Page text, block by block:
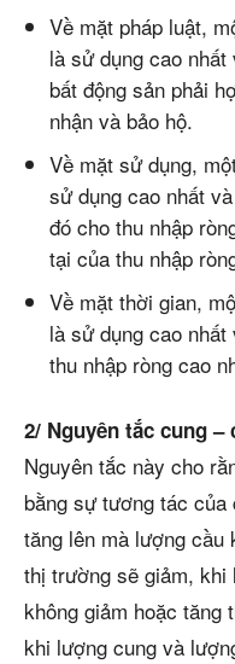
Về mặt pháp luật,
là sử dụng cao
bất động sản phải
nhận và bảo hộ.
Về mặt sử dụng,
sử dụng cao nhất
đó cho thu nhập
tại của thu nhập
Về mặt thời gian,
là sử dụng cao
thu nhập ròng cao
2/ Nguyên tắc cung –
Nguyên tắc này cho
bằng sự tương tác
tăng lên mà lượng cầu
thị trường sẽ giảm,
không giảm hoặc tăng
khi lượng cung và